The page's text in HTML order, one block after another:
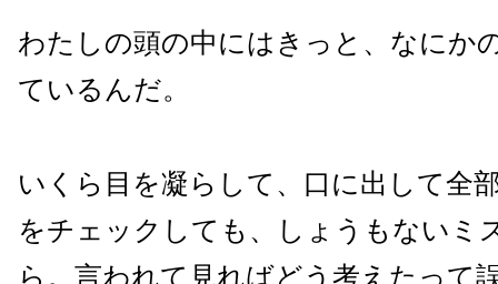
わたしの頭の中にはきっと、なにか
ているんだ。
いくら目を凝らして、口に出して全
をチェックしても、しょうもないミ
ら。言われて見ればどう考えたって